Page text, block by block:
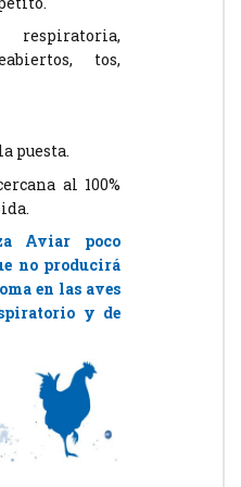
tos,
puesta.
al 100%
Aviar
poco
no producirá
en las aves
y de